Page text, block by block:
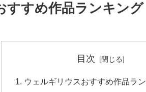
すすめ作品ランキング
目次
ウェルギリウスおすすめ作品ラ